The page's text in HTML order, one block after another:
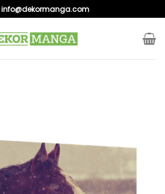
info@dekormanga.com